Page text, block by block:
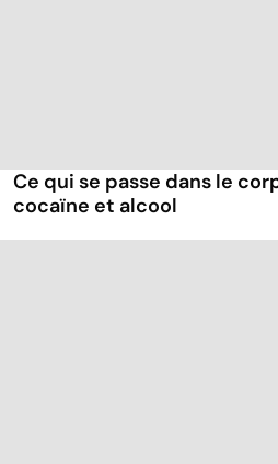
Ce qui se passe dans le
cocaïne et alcool